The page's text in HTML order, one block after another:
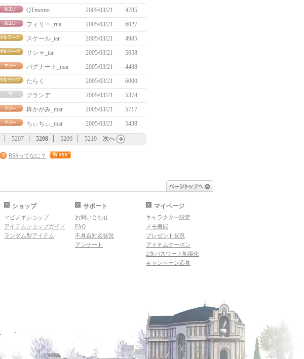
QTmomo 2005/03/21
4785
フィリー_rua 2005/03/21
6027
スケール_tar 2005/03/21
4985
サシャ_tar 2005/03/21
5058
バグナート_mar 2005/03/21
4488
たらく 2005/03/21
6000
グランデ 2005/03/21
5374
柊かがみ_mar 2005/03/21
5717
ちぃちぃ_mar 2005/03/21 5438
5207 5208 5209 5210 次へ
RSSってなに？
ショップ
マビノギショップ
アイテムショップガイド
ランダム型アイテム
サポート
お問い合わせ
FAQ
不具合対応状況
アンケート
マイページ
キャラクター設定
メモ機能
プレゼント状況
アイテムクーポン
2次パスワード初期化
キャンペーン応募